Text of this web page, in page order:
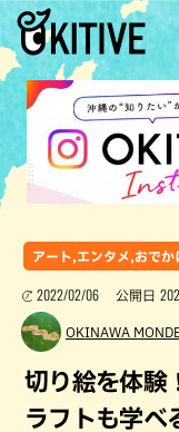
アート,エンタメ,おで
2022/02/06 公開日
OKINAWA
切り絵を体験
ラフトも学